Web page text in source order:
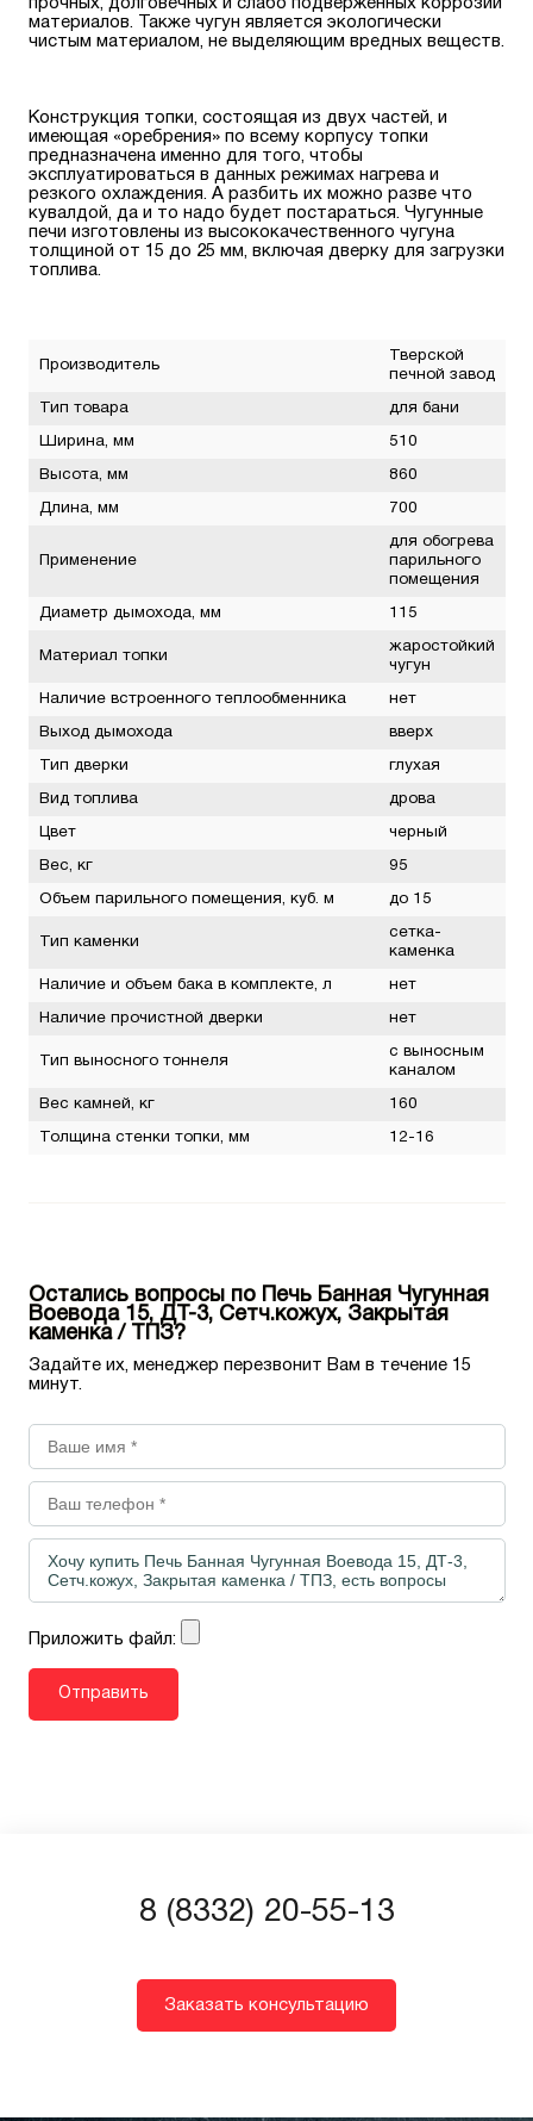
прочных, долговечных и слабо подверженных коррозии
материалов. Также чугун является экологически
чистым материалом, не выделяющим вредных веществ.
Конструкция топки, состоящая из двух частей, и
имеющая «оребрения» по всему корпусу топки
предназначена именно для того, чтобы
эксплуатироваться в данных режимах нагрева и
резкого охлаждения. А разбить их можно разве что
кувалдой, да и то надо будет постараться. Чугунные
печи изготовлены из высококачественного чугуна
толщиной от 15 до 25 мм, включая дверку для загрузки
топлива.
Производитель
Тверской
печной завод
Тип товара для бани
Ширина, мм 510
Высота, мм 860
Длина, мм 700
Применение
для обогрева
парильного
помещения
Диаметр дымохода, мм 115
Материал топки
жаростойкий
чугун
Наличие встроенного теплообменника нет
Выход дымохода вверх
Тип дверки глухая
Вид топлива дрова
Цвет черный
Вес, кг 95
Объем парильного помещения, куб. м до 15
Тип каменки
сетка-
каменка
Наличие и объем бака в комплекте, л нет
Наличие прочистной дверки нет
Тип выносного тоннеля
с выносным
каналом
Вес камней, кг 160
Толщина стенки топки, мм 12-16
Остались вопросы по Печь Банная Чугунная
Воевода 15, ДТ-3, Сетч.кожух, Закрытая
каменка / ТПЗ?
Задайте их, менеджер перезвонит Вам в течение 15
минут.
Приложить файл:
8 (8332) 20-55-13
Заказать консультацию